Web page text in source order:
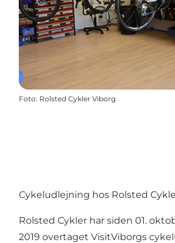
Foto: Rolsted Cykler Viborg
Cykeludlejning hos Rolsted
Rolsted Cykler har siden 01.
2019 overtaget VisitViborgs